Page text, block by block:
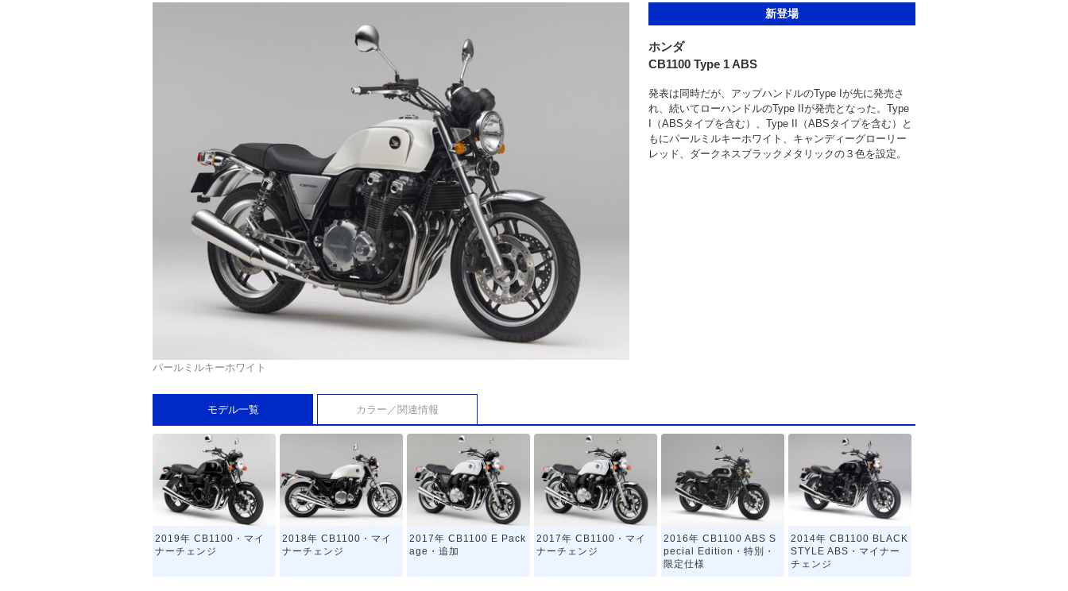
パールミルキーホワイト
新登場
ホンダ
CB1100 Type 1 ABS
発表は同時だが、アップハンドルのType Iが先に発売さ
れ、続いてローハンドルのType IIが発売となった。Type
I（ABSタイプを含む）、Type II（ABSタイプを含む）と
もにパールミルキーホワイト、キャンディーグローリー
レッド、ダークネスブラックメタリックの３色を設定。
モデル一覧 カラー／関連情報
2019年 CB1100・マイ
ナーチェンジ
2018年 CB1100・マイ
ナーチェンジ
2017年 CB1100 E Pack
age・追加
2017年 CB1100・マイ
ナーチェンジ
2016年 CB1100 ABS S
pecial Edition・特別・
限定仕様
2014年 CB1100 BLACK
STYLE ABS・マイナー
チェンジ